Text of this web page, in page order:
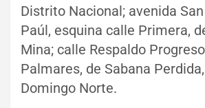
Distrito Nacional; avenida
Paúl, esquina calle Primera,
Mina; calle Respaldo
Palmares, de Sabana
Domingo Norte.